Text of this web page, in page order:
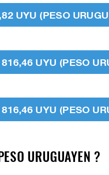
UYU (PESO
UYU (PESO
UYU (PESO
URUGUAYEN ?